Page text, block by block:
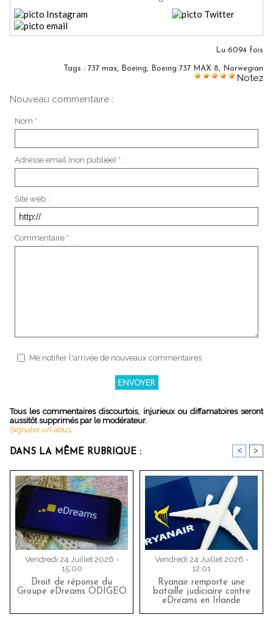
Lu 6094 fois
Tags : 737 max, Boeing, Boeing 737 MAX 8, Norwegian
Notez
Nouveau commentaire :
Nom * :
Adresse email (non publiée) * :
Site web :
Commentaire * :
Me notifier l'arrivée de nouveaux commentaires
Tous les commentaires discourtois, injurieux ou diffamatoires seront
aussitôt supprimés par le modérateur.
Signaler un abus
DANS LA MÊME RUBRIQUE : < >
Vendredi 24 Juillet 2026 -
15:00
Droit de réponse du
Groupe eDreams ODIGEO
Vendredi 24 Juillet 2026 -
12:01
Ryanair remporte une
bataille judiciaire contre
eDreams en Irlande